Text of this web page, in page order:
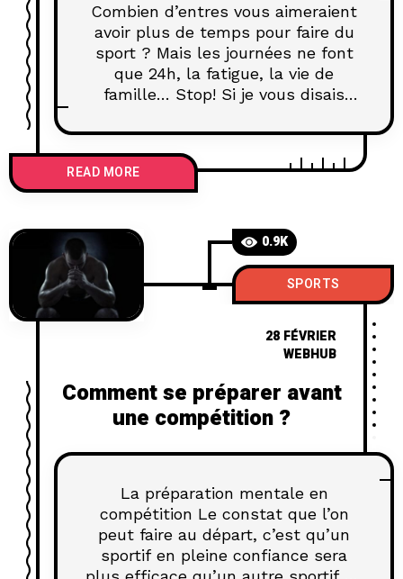
Combien d’entres vous aimeraient
avoir plus de temps pour faire du
sport ? Mais les journées ne font
que 24h, la fatigue, la vie de
famille… Stop! Si je vous disais
sur votre lieu de travail pendant la
pause méridienne… En effet, de
plus en plus d’entreprises
reconnaissent
READ MORE
0.9K
SPORTS
28 FÉVRIER
WEBHUB
Comment se préparer avant
une compétition ?
La préparation mentale en
compétition Le constat que l’on
peut faire au départ, c’est qu’un
sportif en pleine confiance sera